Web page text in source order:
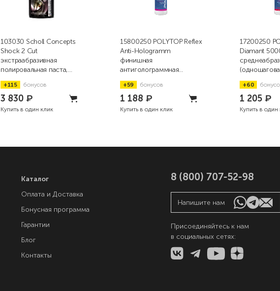
103030 Scholl Concepts
Shock 2 Cut
экстраабразивная
полировальная паста,
500г
+115 бонусов
3 830 ₽
Купить в один клик
15800250 POLYTOP Reflex
Anti-Hologramm
финишная
антиголограммная
полировальная паста,
250мл
+59 бонусов
1 188 ₽
Купить в один клик
17200250
Diamant
250мл
+60
1 205₽
Купить в один
Каталог
Оплата и Доставка
Бонусная программа
Гарантии
Блог
Контакты
8 (800) 707-52-98
Напишите нам
Присоединяйтесь к нам
в социальных сетях: